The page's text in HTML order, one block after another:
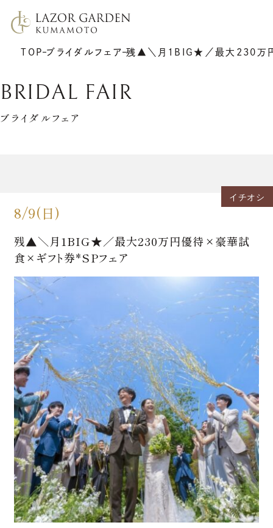
7F リアトゥーナ
6F グラシエント
サポート
料理
衣裳
ウエディングレポート
ギャラリー
ゲストの皆さまへ
少人数結婚式のご案内
ご宴会・会議でのご利用
コマーシャル撮影施設貸しのご案内
来館予約
資料請求
プラン
ブライダルフェア
TOP ブライダルフェア 残▲＼月1BIG★／最大230万
BRIDAL FAIR
ブライダルフェア
イチオシ
8/9(日)
残▲＼月1BIG★／最大230万円優待×豪華試
食×ギフト券*SPフェア